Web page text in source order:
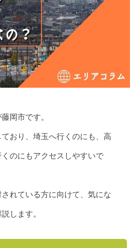
岡市です。
おり、埼玉へ行くのにも、高
のにもアクセスしやすいで
れている方に向けて、気にな
します。